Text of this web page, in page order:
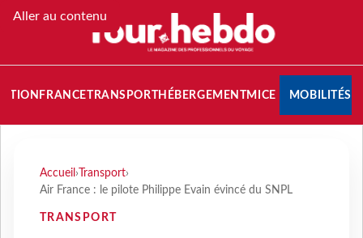
Aller au contenu
FRANCETRANSPORT HÉBERGEMENTMICE MOBILITÉS
Accueil › Transport›
Air France : le pilote Philippe Evain évincé du SNPL
TRANSPORT